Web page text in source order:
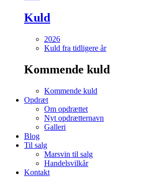
Kuld
2026
Kuld fra tidligere år
Kommende kuld
Kommende kuld
Opdræt
Om opdrættet
Nyt opdrætternavn
Galleri
Blog
Til salg
Marsvin til salg
Handelsvilkår
Kontakt